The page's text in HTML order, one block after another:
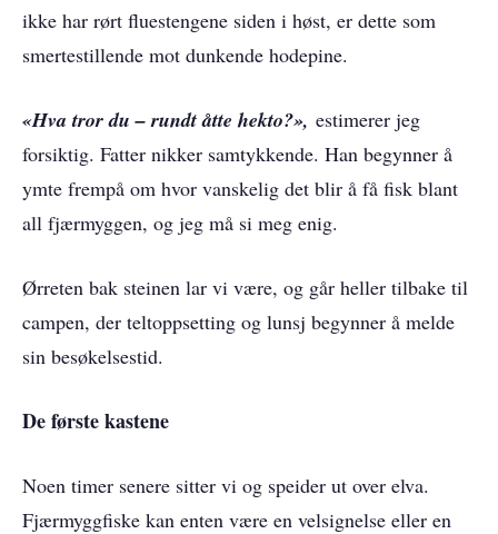
ikke har rørt fluestengene siden i høst, er dette som
smertestillende mot dunkende hodepine.
«Hva tror du – rundt åtte hekto?», estimerer jeg
forsiktig. Fatter nikker samtykkende. Han begynner å
ymte frempå om hvor vanskelig det blir å få fisk blant
all fjærmyggen, og jeg må si meg enig.
Ørreten bak steinen lar vi være, og går heller tilbake til
campen, der teltoppsetting og lunsj begynner å melde
sin besøkelsestid.
De første kastene
Noen timer senere sitter vi og speider ut over elva.
Fjærmyggfiske kan enten være en velsignelse eller en